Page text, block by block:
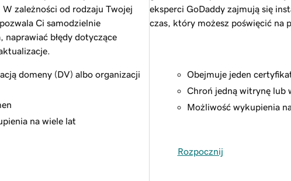
W zależności od rodzaju Twojej
Ci samodzielnie
błędy dotyczące
domeny (DV) albo organizacji
na wiele lat
eksperci GoDaddy zajmują się
czas, który możesz poświęcić na
Obejmuje jeden
Chroń jedną witrynę lub
Możliwość wykupienia
Rozpocznij